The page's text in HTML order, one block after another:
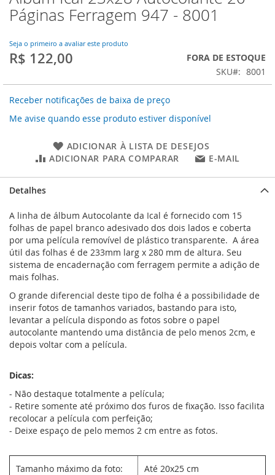
para
o
da
Galeria
Páginas Ferragem 947 - 8001
Seja o primeiro a avaliar este produto
R$ 122,00
FORA DE ESTOQUE
SKU
8001
Receber notificações de baixa de preço
Me avise quando esse produto estiver disponível
ADICIONAR À LISTA DE DESEJOS
ADICIONAR PARA COMPARAR
E-MAIL
Detalhes
A linha de álbum Autocolante da Ical é fornecido com 15
folhas de papel branco adesivado dos dois lados e coberta
por uma película removível de plástico transparente. A área
útil das folhas é de 233mm larg x 280 mm de altura. Seu
sistema de encadernação com ferragem permite a adição de
mais folhas.
O grande diferencial deste tipo de folha é a possibilidade de
inserir fotos de tamanhos variados, bastando para isto,
levantar a película dispondo as fotos sobre o papel
autocolante mantendo uma distância de pelo menos 2cm, e
depois voltar com a película.
Dicas:
- Não destaque totalmente a película;
- Retire somente até próximo dos furos de fixação. Isso facilita
recolocar a película com perfeição;
- Deixe espaço de pelo memos 2 cm entre as fotos.
Tamanho máximo da foto: Até 20x25 cm